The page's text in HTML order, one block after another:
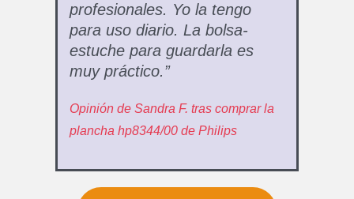
profesionales. Yo la tengo
para uso diario. La bolsa-
estuche para guardarla es
muy práctico.”
Opinión de Sandra F. tras comprar la
plancha hp8344/00 de Philips